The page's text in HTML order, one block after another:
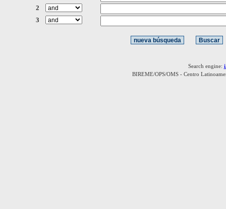
2
3
Search engine:
BIREME/OPS/OMS - Centro